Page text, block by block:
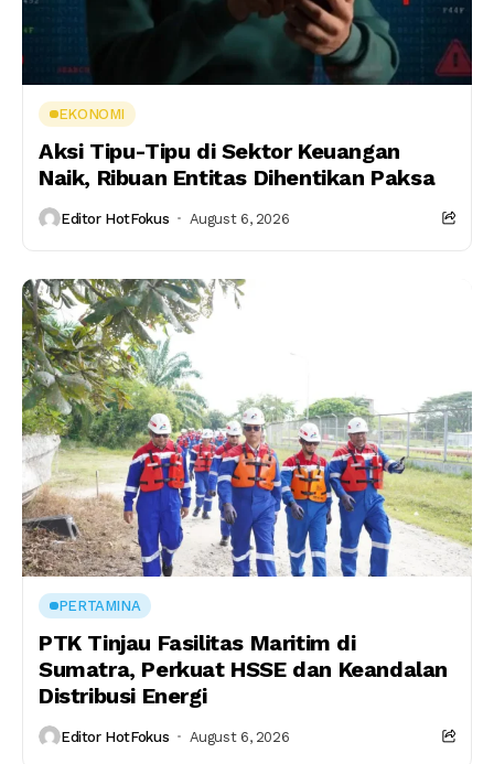
EKONOMI
Aksi Tipu-Tipu di Sektor Keuangan
Naik, Ribuan Entitas Dihentikan Paksa
Editor HotFokus August 6, 2026
PERTAMINA
PTK Tinjau Fasilitas Maritim di
Sumatra, Perkuat HSSE dan Keandalan
Distribusi Energi
Editor HotFokus August 6, 2026